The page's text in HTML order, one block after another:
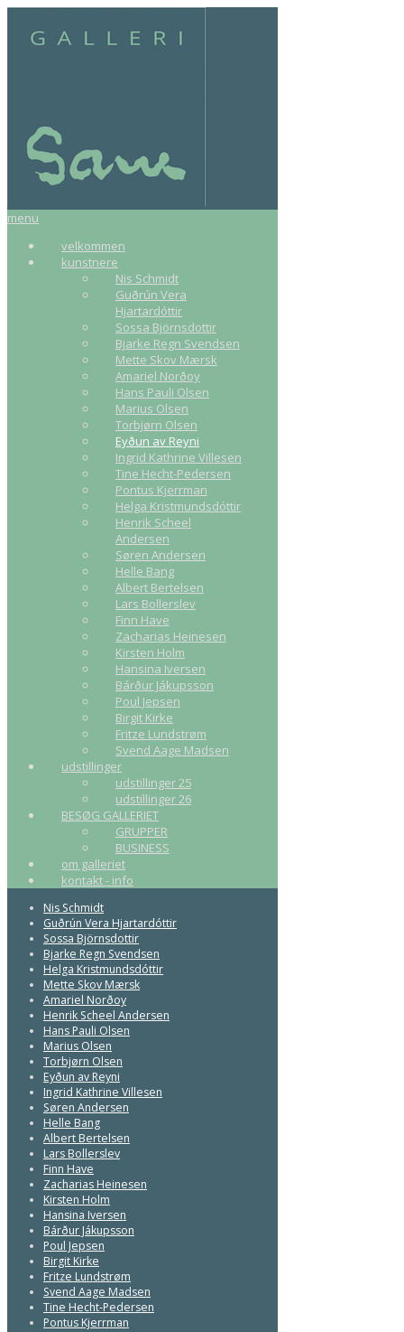
menu
velkommen
kunstnere
Nis Schmidt
Guðrún Vera
Hjartardóttir
Sossa Björnsdottir
Bjarke Regn Svendsen
Mette Skov Mærsk
Amariel Norðoy
Hans Pauli Olsen
Marius Olsen
Torbjørn Olsen
Eyðun av Reyni
Ingrid Kathrine Villesen
Tine Hecht-Pedersen
Pontus Kjerrman
Helga Kristmundsdóttir
Henrik Scheel
Andersen
Søren Andersen
Helle Bang
Albert Bertelsen
Lars Bollerslev
Finn Have
Zacharias Heinesen
Kirsten Holm
Hansina Iversen
Bárður Jákupsson
Poul Jepsen
Birgit Kirke
Fritze Lundstrøm
Svend Aage Madsen
udstillinger
udstillinger 25
udstillinger 26
BESØG GALLERIET
GRUPPER
BUSINESS
om galleriet
kontakt - info
Nis Schmidt
Guðrún Vera Hjartardóttir
Sossa Björnsdottir
Bjarke Regn Svendsen
Helga Kristmundsdóttir
Mette Skov Mærsk
Amariel Norðoy
Henrik Scheel Andersen
Hans Pauli Olsen
Marius Olsen
Torbjørn Olsen
Eyðun av Reyni
Ingrid Kathrine Villesen
Søren Andersen
Helle Bang
Albert Bertelsen
Lars Bollerslev
Finn Have
Zacharias Heinesen
Kirsten Holm
Hansina Iversen
Bárður Jákupsson
Poul Jepsen
Birgit Kirke
Fritze Lundstrøm
Svend Aage Madsen
Tine Hecht-Pedersen
Pontus Kjerrman